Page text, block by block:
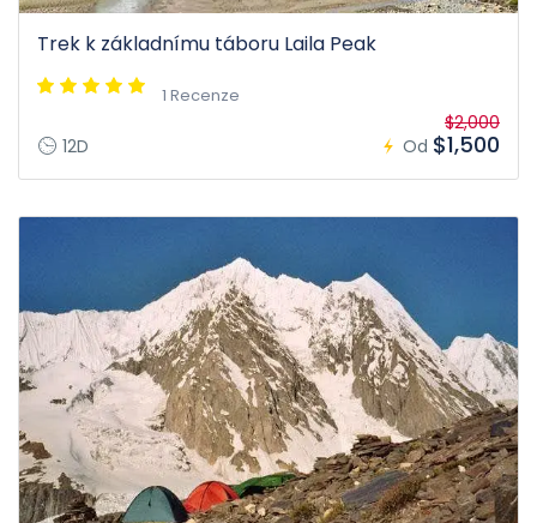
Trek k základnímu táboru Laila Peak
1 Recenze
12D Od
$2,000
$1,500